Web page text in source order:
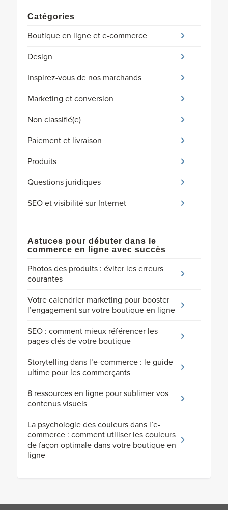
Catégories
Boutique en ligne et e-commerce
Design
Inspirez-vous de nos marchands
Marketing et conversion
Non classifié(e)
Paiement et livraison
Produits
Questions juridiques
SEO et visibilité sur Internet
Astuces pour débuter dans le
commerce en ligne avec succès
Photos des produits : éviter les erreurs
courantes
Votre calendrier marketing pour booster
l’engagement sur votre boutique en ligne
SEO : comment mieux référencer les
pages clés de votre boutique
Storytelling dans l’e-commerce : le guide
ultime pour les commerçants
8 ressources en ligne pour sublimer vos
contenus visuels
La psychologie des couleurs dans l’e-
commerce : comment utiliser les couleurs
de façon optimale dans votre boutique en
ligne